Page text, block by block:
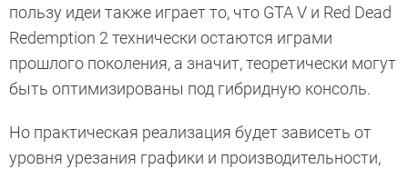
пользу идеи также играет то, что GTA V и Red Dead
Redemption 2 технически остаются играми
прошлого поколения, а значит, теоретически могут
быть оптимизированы под гибридную консоль.
Но практическая реализация будет зависеть от
уровня урезания графики и производительности,